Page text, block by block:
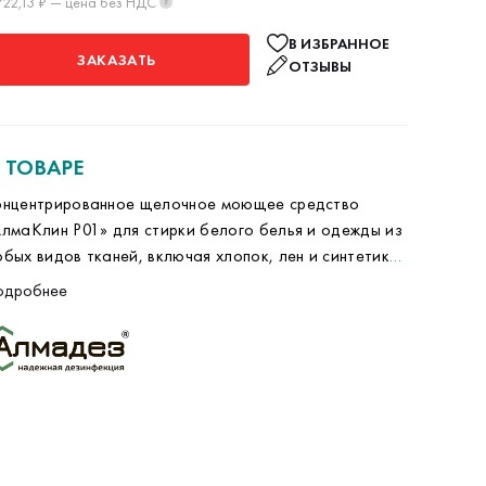
?
ЗАКАЗАТЬ
В ИЗБРАННОЕ
ОТЗЫВЫ
щелочное моющее средство
P01» для стирки белого белья и одежды из
видов тканей, включая хлопок, лен и синтетику.
удаляет масла, жиры, пищевые красители
белковые загрязнения, предотвращая «поседение»
тканей.
ЗА КОРОБКУ !!!
преимущества